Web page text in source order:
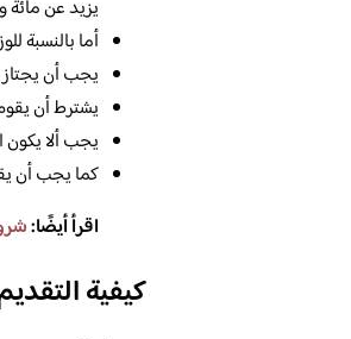
يزيد عن مائة
أما بالنسبة
يجب أن يجتاز
يشترط أن
يجب ألا يكون
كما يجب أن
اقرأ أيضًا:
كيفية